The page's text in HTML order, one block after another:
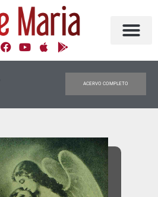
ACERVO COMPLETO